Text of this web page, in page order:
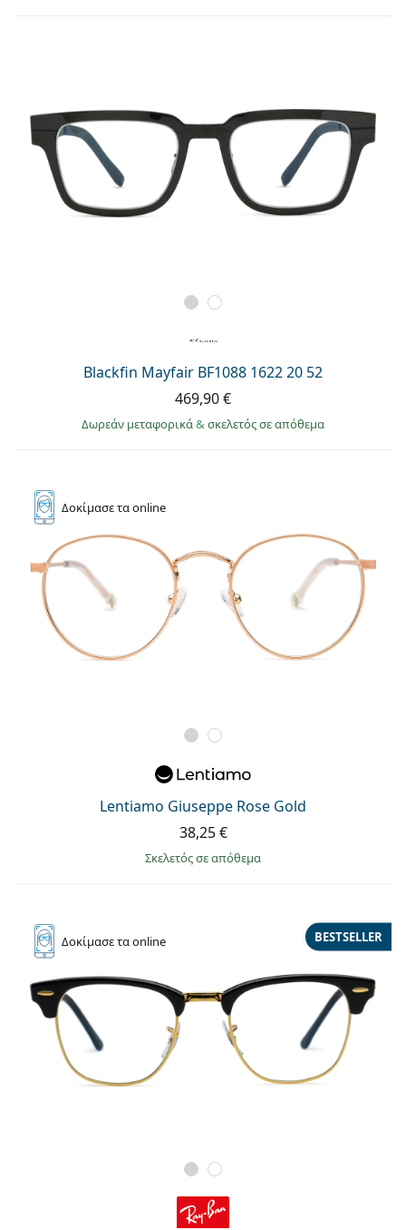
Blackfin Mayfair BF1088 1622 20 52
469,90 €
Δωρεάν μεταφορικά& σκελετός σε απόθεμα
Δοκίμασετα online
Lentiamo Giuseppe Rose Gold
38,25 €
σκελετός σε απόθεμα
Δοκίμασετα online BESTSELLER